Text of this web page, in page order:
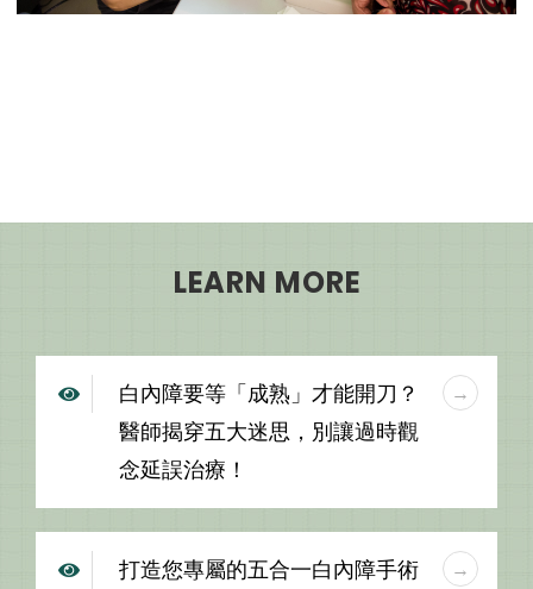
LEARN MORE
白內障要等「成熟」才能開刀？
醫師揭穿五大迷思，別讓過時觀
念延誤治療！
打造您專屬的五合一白內障手術